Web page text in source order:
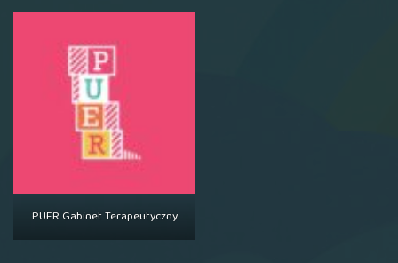
PUER Gabinet Terapeutyczny